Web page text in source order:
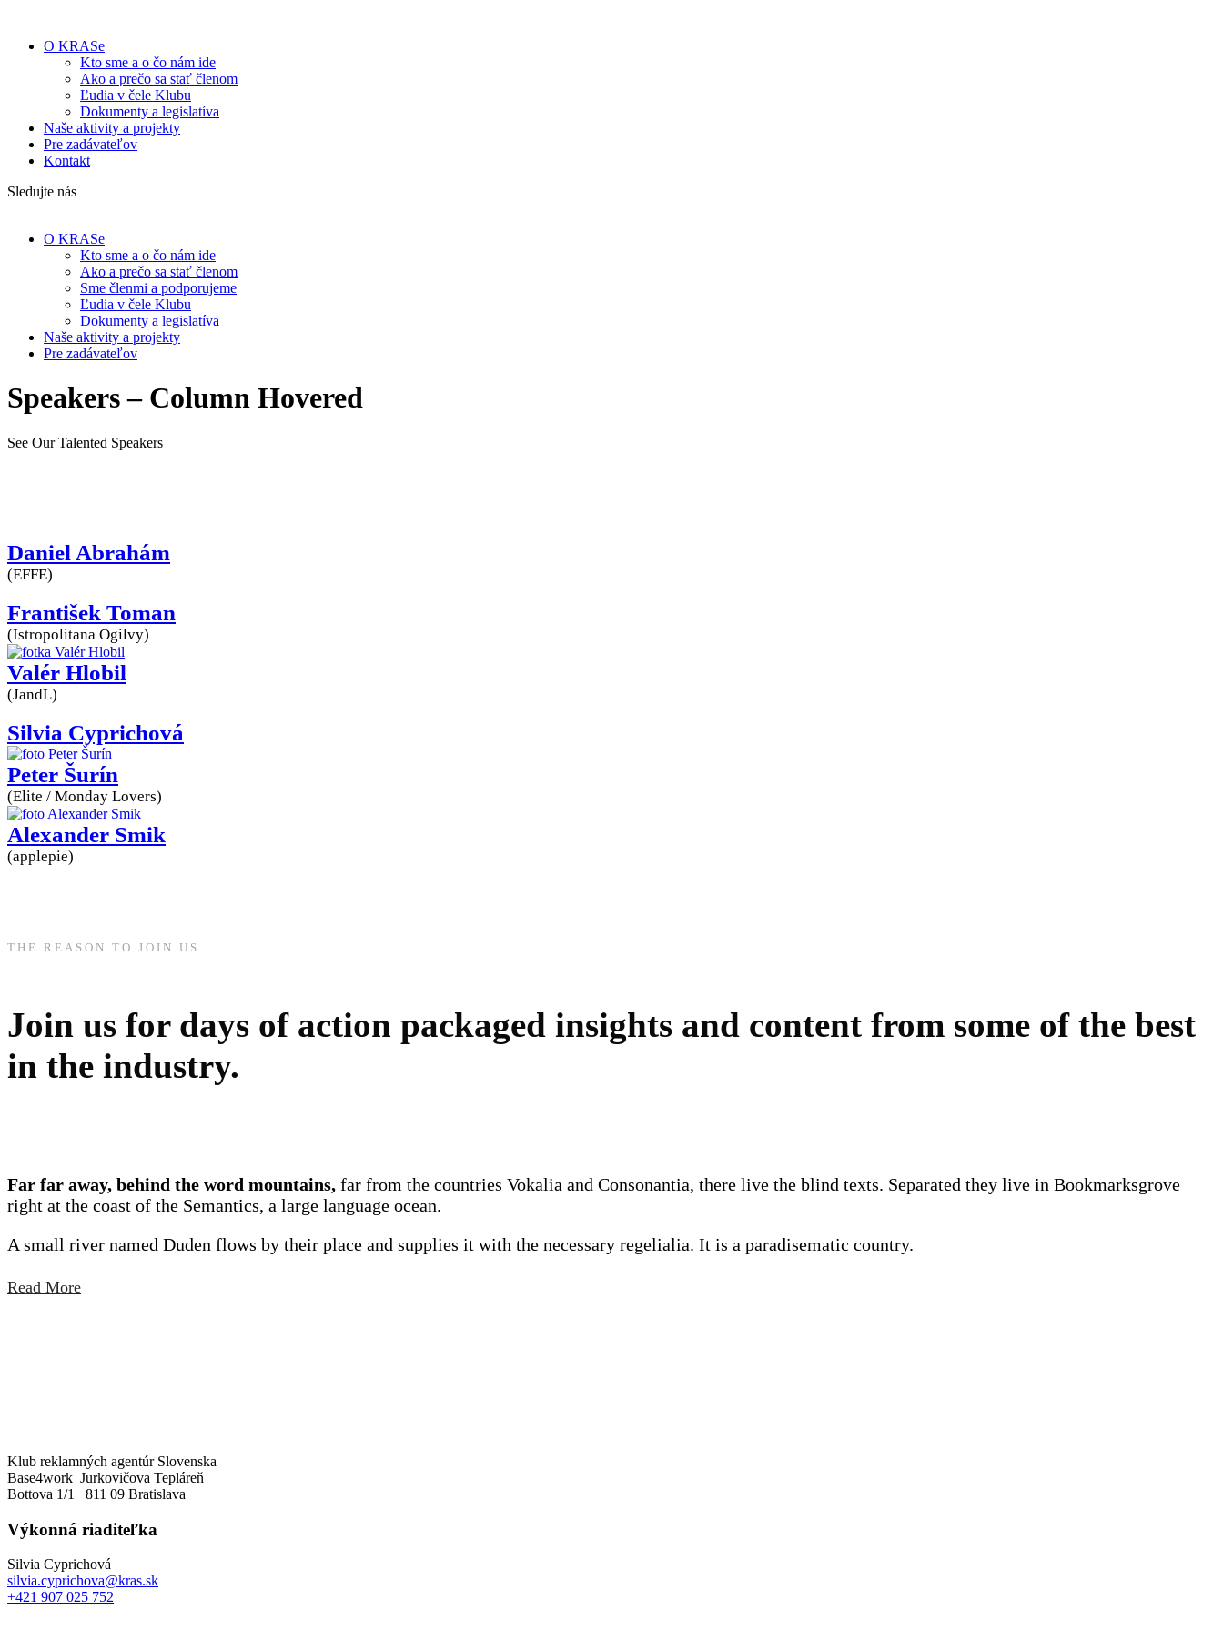
O KRASe
Kto sme a o čo nám ide
Ako a prečo sa stať členom
Ľudia v čele Klubu
Dokumenty a legislatíva
Naše aktivity a projekty
Pre zadávateľov
Kontakt
Sledujte nás
O KRASe
Kto sme a o čo nám ide
Ako a prečo sa stať členom
Sme členmi a podporujeme
Ľudia v čele Klubu
Dokumenty a legislatíva
Naše aktivity a projekty
Pre zadávateľov
Speakers – Column Hovered
See Our Talented Speakers
Daniel Abrahám
(EFFE)
František Toman
(Istropolitana Ogilvy)
Valér Hlobil
(JandL)
Silvia Cyprichová
Peter Šurín
(Elite / Monday Lovers)
Alexander Smik
(applepie)
THE REASON TO JOIN US
Join us for days of action packaged insights and content from some of the best
in the industry.
Far far away, behind the word mountains, far from the countries Vokalia and Consonantia, there live the blind texts. Separated they live in Bookmarksgrove
right at the coast of the Semantics, a large language ocean.
A small river named Duden flows by their place and supplies it with the necessary regelialia. It is a paradisematic country.
Read More
Klub reklamných agentúr Slovenska
Base4work Jurkovičova Tepláreň
Bottova 1/1 811 09 Bratislava
Výkonná riaditeľka
Silvia Cyprichová
silvia.cyprichova@kras.sk
+421 907 025 752